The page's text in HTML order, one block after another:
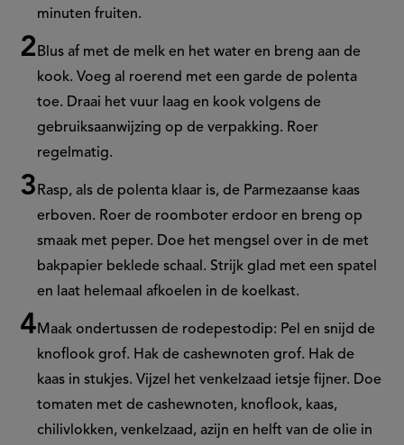
minuten fruiten.
Blus af met de melk en het water en breng aan de
kook. Voeg al roerend met een garde de polenta
toe. Draai het vuur laag en kook volgens de
gebruiksaanwijzing op de verpakking. Roer
regelmatig.
Rasp, als de polenta klaar is, de Parmezaanse kaas
erboven. Roer de roomboter erdoor en breng op
smaak met peper. Doe het mengsel over in de met
bakpapier beklede schaal. Strijk glad met een spatel
en laat helemaal afkoelen in de koelkast.
Maak ondertussen de rodepestodip: Pel en snijd de
knoflook grof. Hak de cashewnoten grof. Hak de
kaas in stukjes. Vijzel het venkelzaad ietsje fijner. Doe
tomaten met de cashewnoten, knoflook, kaas,
chilivlokken, venkelzaad, azijn en helft van de olie in